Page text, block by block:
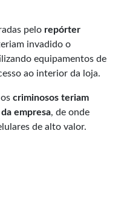
pelo repórter
invadido o
equipamentos de
ao interior da loja.
criminosos teriam
empresa, de onde
de alto valor.